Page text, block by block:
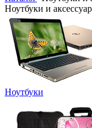
Ноутбуки и
Ноутбуки